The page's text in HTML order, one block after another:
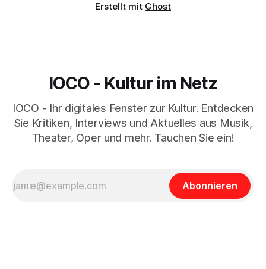
Erstellt mit Ghost
IOCO - Kultur im Netz
IOCO - Ihr digitales Fenster zur Kultur. Entdecken
Sie Kritiken, Interviews und Aktuelles aus Musik,
Theater, Oper und mehr. Tauchen Sie ein!
Abonnieren